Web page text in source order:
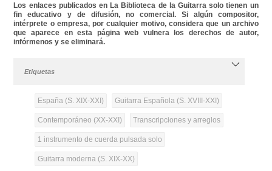
Los enlaces publicados en La Biblioteca de la Guitarra solo tienen un
fin educativo y de difusión, no comercial. Si algún compositor,
intérprete o empresa, por cualquier motivo, considera que un archivo
que aparece en esta página web vulnera los derechos de autor,
infórmenos y se eliminará.
Etiquetas
España (S. XIX-XXI) Guitarra Española (S. XVIII-XXI)
Contemporáneo (XX-XXI) Transcripciones y arreglos
1 instrumento de cuerda pulsada solo
Guitarra moderna (S. XIX-XX)